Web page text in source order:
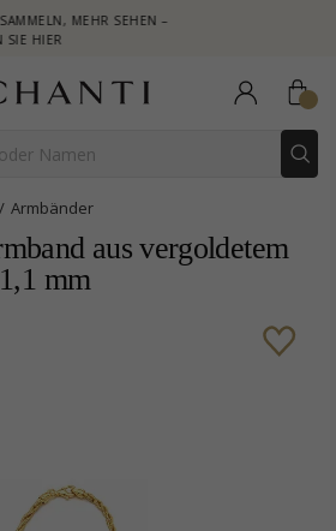
SEHEN –
Armbänder
aus vergoldetem
mm